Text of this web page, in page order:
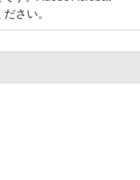
さい。